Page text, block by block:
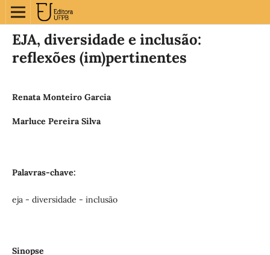
EJA, diversidade e inclusão:
reflexões (im)pertinentes
Renata Monteiro Garcia
Marluce Pereira Silva
Palavras-chave:
eja - diversidade - inclusão
Sinopse